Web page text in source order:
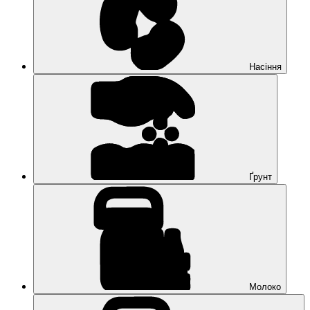
Насіння
Ґрунт
Молоко